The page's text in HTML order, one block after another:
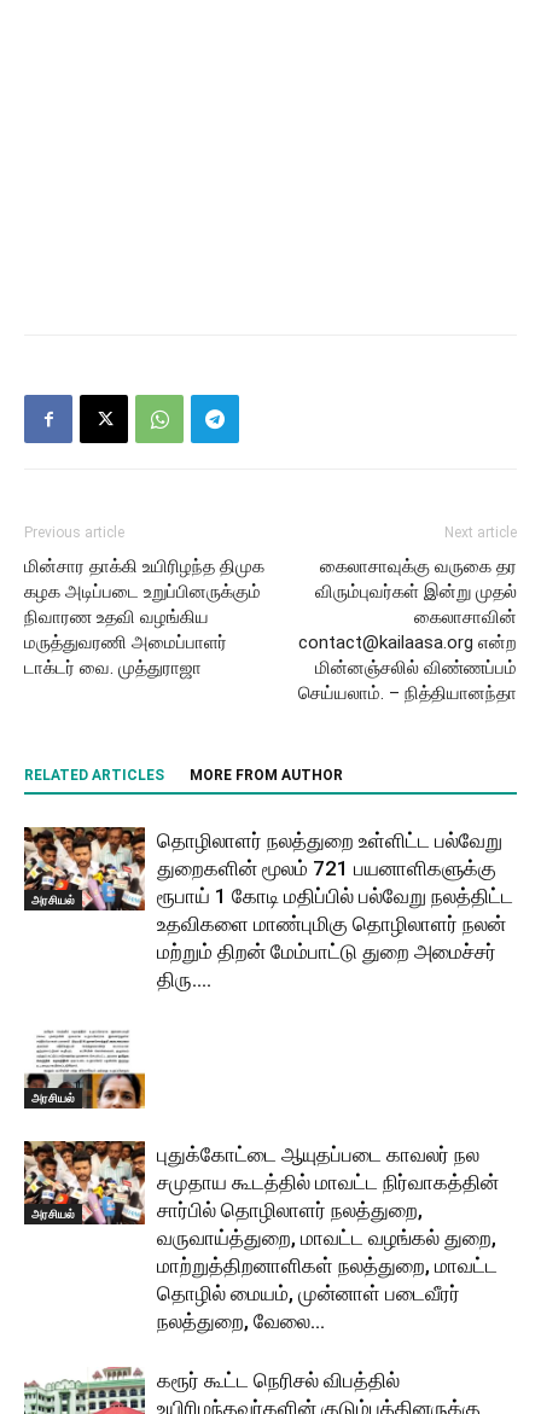
Previous article
மின்சார தாக்கி உயிரிழந்த திமுக
கழக அடிப்படை உறுப்பினருக்கும்
நிவாரண உதவி வழங்கிய
மருத்துவரணி அமைப்பாளர்
டாக்டர் வை. முத்துராஜா
Next article
கைலாசாவுக்கு வருகை தர
விரும்புவர்கள் இன்று முதல்
கைலாசாவின்
contact@kailaasa.org என்ற
மின்னஞ்சலில் விண்ணப்பம்
செய்யலாம். – நித்தியானந்தா
RELATED ARTICLES MORE FROM AUTHOR
அரசியல்
தொழிலாளர் நலத்துறை உள்ளிட்ட பல்வேறு
துறைகளின் மூலம் 721 பயனாளிகளுக்கு
ரூபாய் 1 கோடி மதிப்பில் பல்வேறு நலத்திட்ட
உதவிகளை மாண்புமிகு தொழிலாளர் நலன்
மற்றும் திறன் மேம்பாட்டு துறை அமைச்சர்
திரு....
அரசியல்
அரசியல்
புதுக்கோட்டை ஆயுதப்படை காவலர் நல
சமுதாய கூடத்தில் மாவட்ட நிர்வாகத்தின்
சார்பில் தொழிலாளர் நலத்துறை,
வருவாய்த்துறை, மாவட்ட வழங்கல் துறை,
மாற்றுத்திறனாளிகள் நலத்துறை, மாவட்ட
தொழில் மையம், முன்னாள் படைவீரர்
நலத்துறை, வேலை...
கரூர் கூட்ட நெரிசல் விபத்தில்
உயிரிழந்தவர்களின் குடும்பத்தினருக்கு